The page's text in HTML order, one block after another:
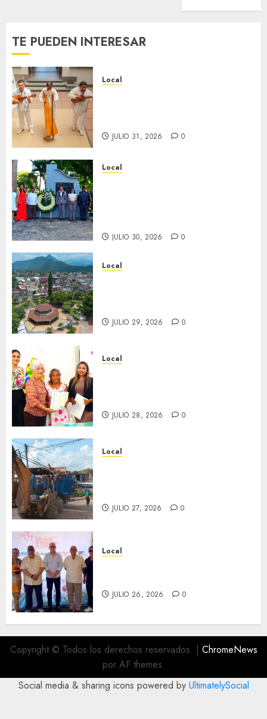
TE PUEDEN INTERESAR
Local
JULIO 31, 2026 0
Local
JULIO 30, 2026 0
Local
JULIO 29, 2026 0
Local
JULIO 28, 2026 0
Local
JULIO 27, 2026 0
Local
JULIO 26, 2026 0
Copyright © Todos los derechos reservados. | ChromeNews
por AF themes.
Social media & sharing icons powered by UltimatelySocial